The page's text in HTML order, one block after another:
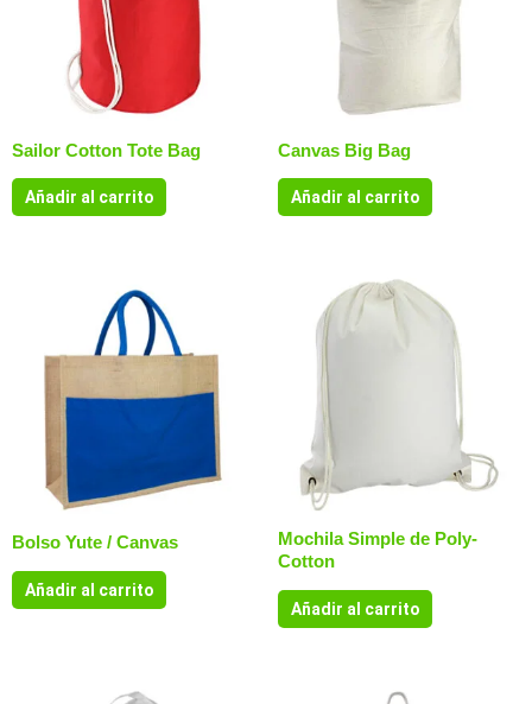
Sailor Cotton Tote Bag
Añadir al carrito
Canvas Big Bag
Añadir al carrito
Bolso Yute / Canvas
Añadir al carrito
Mochila Simple de Poly-
Cotton
Añadir al carrito